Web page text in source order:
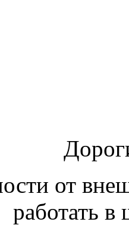
от
работать